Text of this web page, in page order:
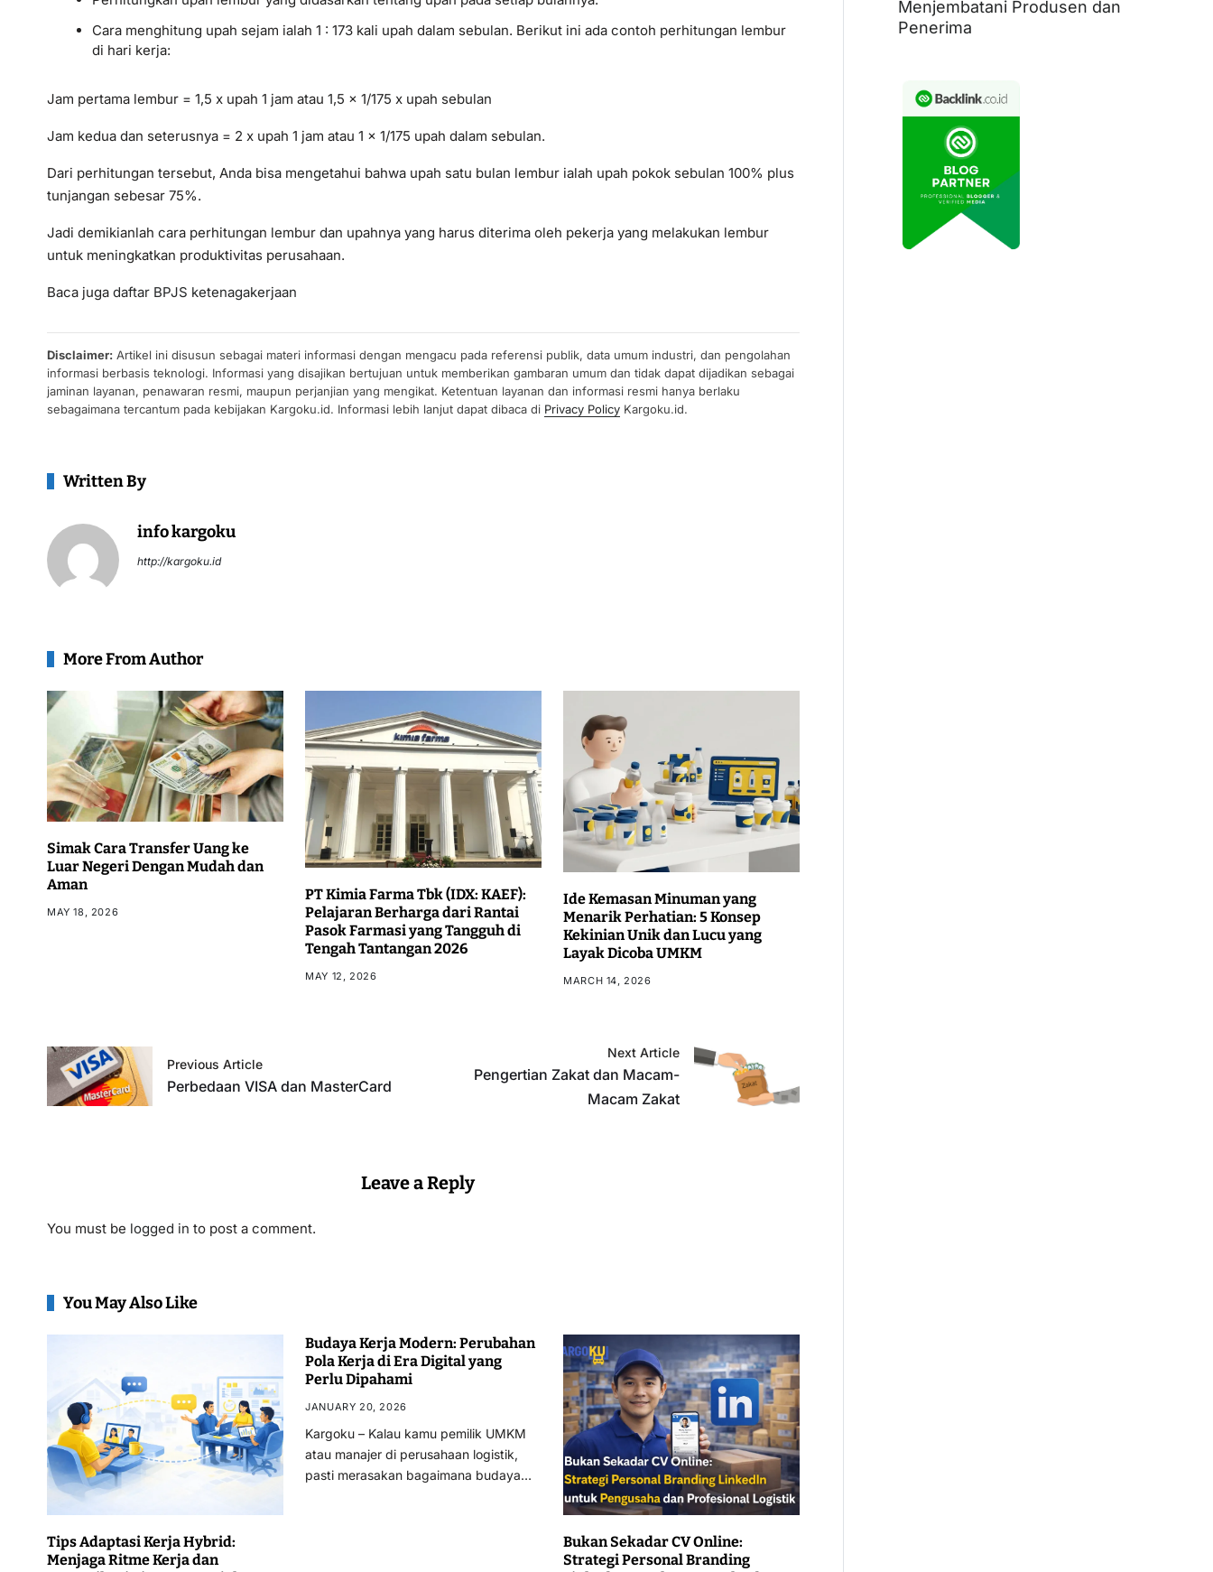
Cara menghitung upah sejam ialah 1 : 173 kali upah dalam sebulan. Berikut ini ada contoh perhitungan lembur
di hari kerja:
Jam pertama lembur = 1,5 x upah 1 jam atau 1,5 x 1/175 x upah sebulan
Jam kedua dan seterusnya = 2 x upah 1 jam atau 1 x 1/175 upah dalam sebulan.
Dari perhitungan tersebut, Anda bisa mengetahui bahwa upah satu bulan lembur ialah upah pokok sebulan 100% plus
tunjangan sebesar 75%.
Jadi demikianlah cara perhitungan lembur dan upahnya yang harus diterima oleh pekerja yang melakukan lembur
untuk meningkatkan produktivitas perusahaan.
Baca juga daftar BPJS ketenagakerjaan
Disclaimer: Artikel ini disusun sebagai materi informasi dengan mengacu pada referensi publik, data umum industri, dan pengolahan
informasi berbasis teknologi. Informasi yang disajikan bertujuan untuk memberikan gambaran umum dan tidak dapat dijadikan sebagai
jaminan layanan, penawaran resmi, maupun perjanjian yang mengikat. Ketentuan layanan dan informasi resmi hanya berlaku
sebagaimana tercantum pada kebijakan Kargoku.id. Informasi lebih lanjut dapat dibaca di Privacy Policy Kargoku.id.
Written By
info kargoku
http://kargoku.id
More From Author
Simak Cara Transfer Uang ke
Luar Negeri Dengan Mudah dan
Aman
MAY 18, 2026
PT Kimia Farma Tbk (IDX: KAEF):
Pelajaran Berharga dari Rantai
Pasok Farmasi yang Tangguh di
Tengah Tantangan 2026
MAY 12, 2026
Ide Kemasan Minuman yang
Menarik Perhatian: 5 Konsep
Kekinian Unik dan Lucu yang
Layak Dicoba UMKM
MARCH 14, 2026
Previous Article
Perbedaan VISA dan MasterCard
Next Article
Pengertian Zakat dan Macam-
Macam Zakat
Leave a Reply
You must be logged in to post a comment.
You May Also Like
Tips Adaptasi Kerja Hybrid:
Menjaga Ritme Kerja dan
Budaya Kerja Modern: Perubahan
Pola Kerja di Era Digital yang
Perlu Dipahami
JANUARY 20, 2026
Kargoku – Kalau kamu pemilik UMKM
atau manajer di perusahaan logistik,
pasti merasakan bagaimana budaya…
Bukan Sekadar CV Online:
Strategi Personal Branding
Menjembatani Produsen dan
Penerima